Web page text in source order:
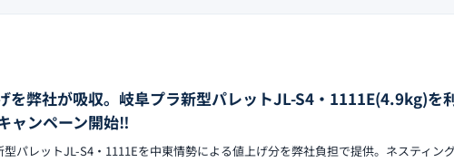
を弊社が吸収。岐阜プラ新型パレットJL-S4・1111E(4.9kg)を
ャンペーン開始‼︎
パレットJL-S4・1111Eを中東情勢による値上げ分を弊社負担で提供。ネスティン